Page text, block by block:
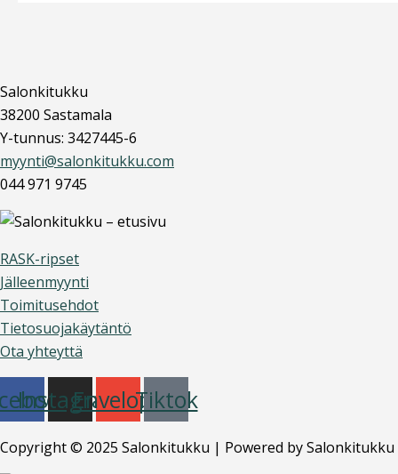
Salonkitukku
38200 Sastamala
Y-tunnus: 3427445-6
myynti@salonkitukku.com
044 971 9745
RASK-ripset
Jälleenmyynti
Toimitusehdot
Tietosuojakäytäntö
Ota yhteyttä
Instagram
EnvelopeTiktok
Copyright © 2025 Salonkitukku | Powered by Salonkitukku